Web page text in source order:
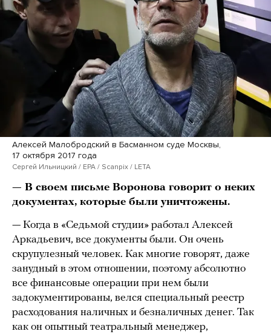
Алексей Малобродский в Басманном суде Москвы,
17 октября 2017 года
Сергей Ильницкий / EPA / Scanpix / LETA
— В своем письме Воронова говорит о неких
документах, которые были уничтожены.
— Когда в «Седьмой студии» работал Алексей
Аркадьевич, все документы были. Он очень
скрупулезный человек. Как многие говорят, даже
занудный в этом отношении, поэтому абсолютно
все финансовые операции при нем были
задокументированы, велся специальный реестр
расходования наличных и безналичных денег. Так
как он опытный театральный менеджер,